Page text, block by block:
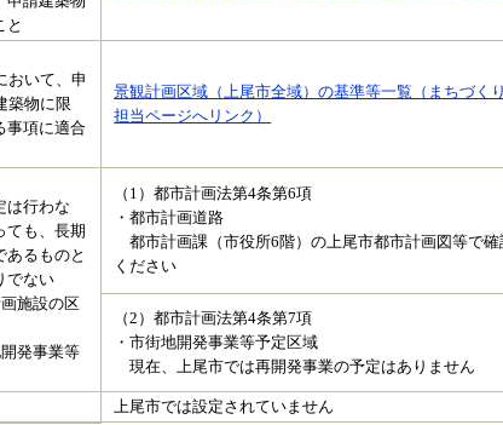
と
おいて、申
築物に限
事項に適合
景観計画区域（上尾市全域）の基準等一覧（まちづく
担当ページへリンク）
は行わな
ても、長期
あるものと
でない
施設の区
発事業等
（1）都市計画法第4条第6項
・都市計画道路
都市計画課（市役所6階）の上尾市都市計画図等で確
ください
（2）都市計画法第4条第7項
・市街地開発事業等予定区域
現在、上尾市では再開発事業の予定はありません
上尾市では設定されていません